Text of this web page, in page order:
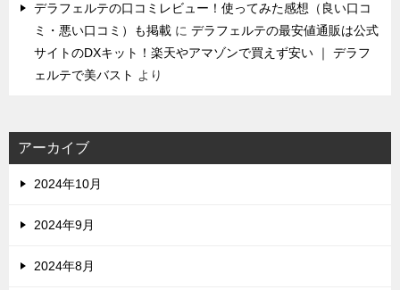
デラフェルテの口コミレビュー！使ってみた感想（良い口コ
ミ・悪い口コミ）も掲載 に デラフェルテの最安値通販は公式
サイトのDXキット！楽天やアマゾンで買えず安い ｜ デラフ
ェルテで美バスト より
アーカイブ
2024年10月
2024年9月
2024年8月